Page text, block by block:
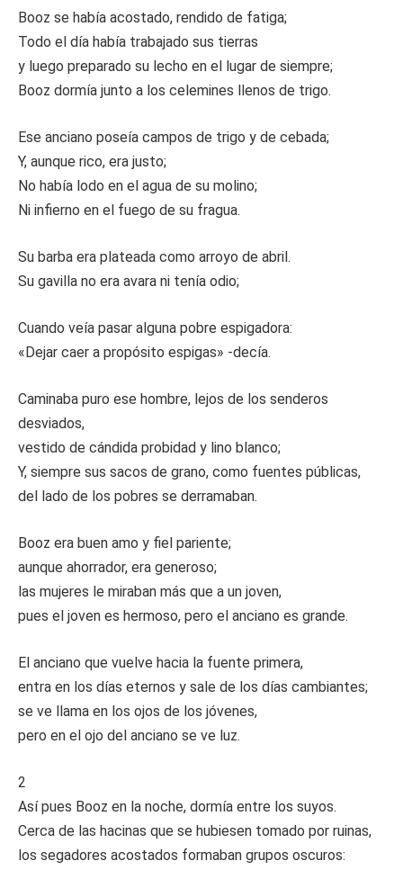
Booz se había acostado, rendido de fatiga;
Todo el día había trabajado sus tierras
y luego preparado su lecho en el lugar de siempre;
Booz dormía junto a los celemines llenos de trigo.
Ese anciano poseía campos de trigo y de cebada;
Y, aunque rico, era justo;
No había lodo en el agua de su molino;
Ni infierno en el fuego de su fragua.
Su barba era plateada como arroyo de abril.
Su gavilla no era avara ni tenía odio;
Cuando veía pasar alguna pobre espigadora:
«Dejar caer a propósito espigas» -decía.
Caminaba puro ese hombre, lejos de los senderos
desviados,
vestido de cándida probidad y lino blanco;
Y, siempre sus sacos de grano, como fuentes públicas,
del lado de los pobres se derramaban.
Booz era buen amo y fiel pariente;
aunque ahorrador, era generoso;
las mujeres le miraban más que a un joven,
pues el joven es hermoso, pero el anciano es grande.
El anciano que vuelve hacia la fuente primera,
entra en los días eternos y sale de los días cambiantes;
se ve llama en los ojos de los jóvenes,
pero en el ojo del anciano se ve luz.
2
Así pues Booz en la noche, dormía entre los suyos.
Cerca de las hacinas que se hubiesen tomado por ruinas,
los segadores acostados formaban grupos oscuros: